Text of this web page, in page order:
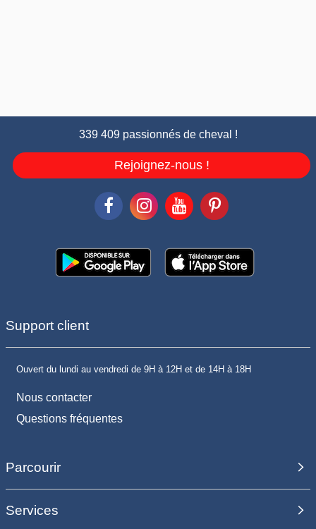
339 409 passionnés de cheval !
Rejoignez-nous !
Support client
Ouvert du lundi au vendredi de 9H à 12H et de 14H à 18H
Nous contacter
Questions fréquentes
Parcourir
Services